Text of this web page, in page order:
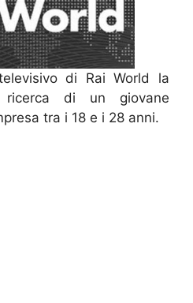
di Rai World la
di un giovane
tra i 18 e i 28 anni.